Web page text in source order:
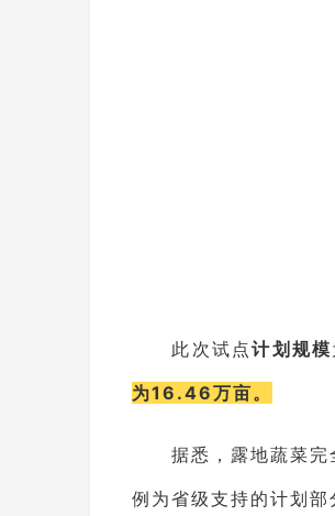
此次试点计划规模
为16.46万亩。
据悉，露地蔬菜完
例为省级支持的计划